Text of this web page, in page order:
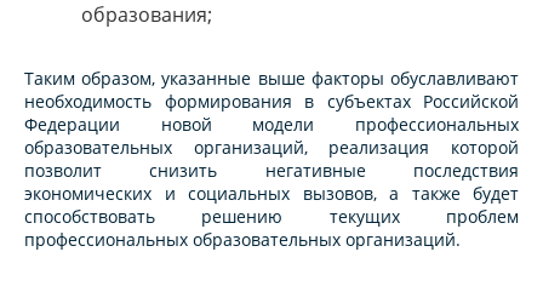
образования;
Таким образом, указанные выше факторы обуславливают
необходимость формирования в субъектах Российской
Федерации новой модели профессиональных
образовательных организаций, реализация которой
позволит снизить негативные последствия
экономических и социальных вызовов, а также будет
способствовать решению текущих проблем
профессиональных образовательных организаций.